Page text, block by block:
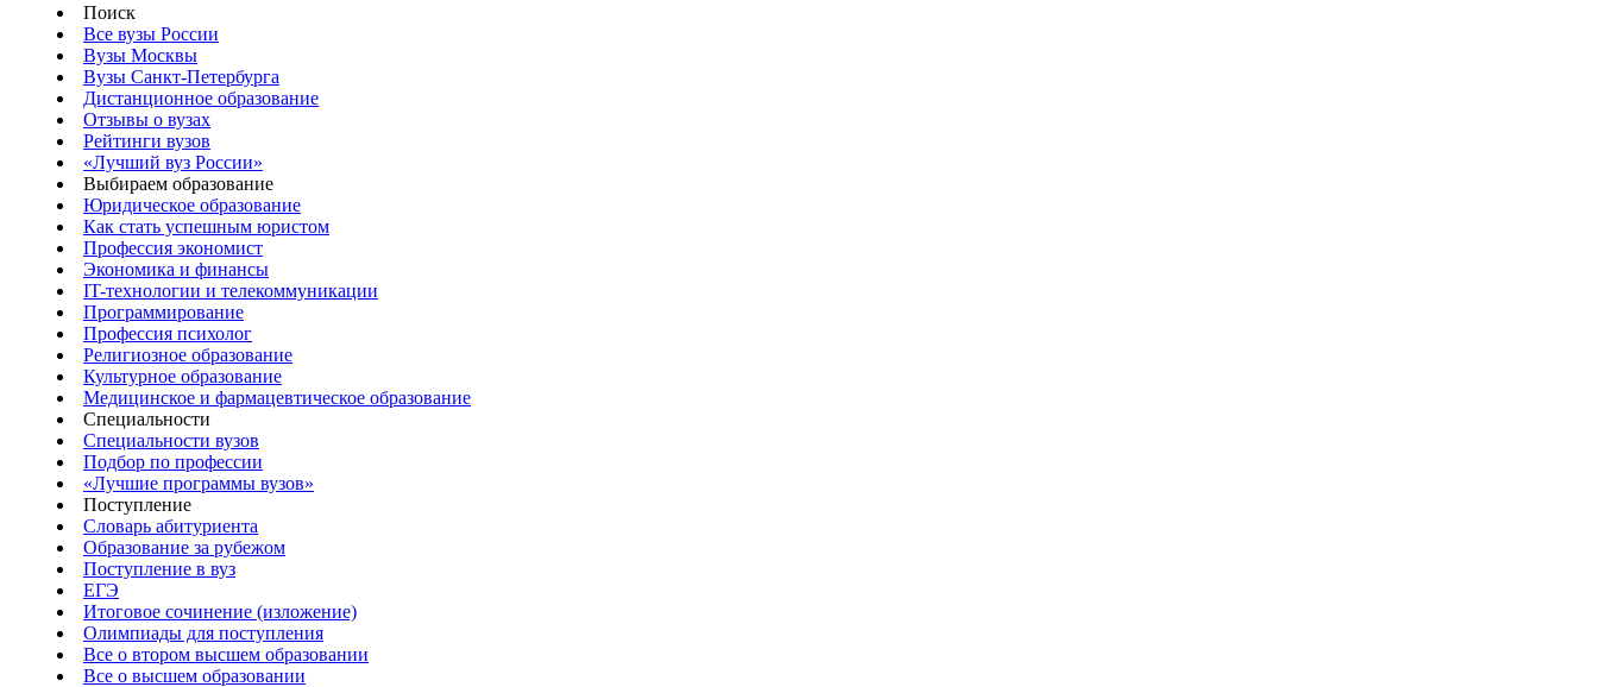
Поиск
Все вузы России
Вузы Москвы
Вузы Санкт-Петербурга
Дистанционное образование
Отзывы о вузах
Рейтинги вузов
«Лучший вуз России»
Выбираем образование
Юридическое образование
Как стать успешным юристом
Профессия экономист
Экономика и финансы
IT-технологии и телекоммуникации
Программирование
Профессия психолог
Религиозное образование
Культурное образование
Медицинское и фармацевтическое образование
Специальности
Специальности вузов
Подбор по профессии
«Лучшие программы вузов»
Поступление
Словарь абитуриента
Образование за рубежом
Поступление в вуз
ЕГЭ
Итоговое сочинение (изложение)
Олимпиады для поступления
Все о втором высшем образовании
Все о высшем образовании